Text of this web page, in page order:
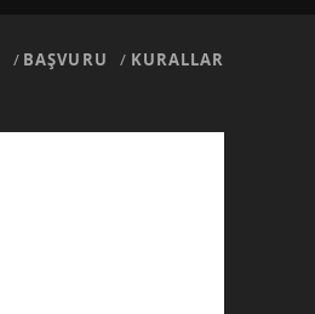
BAŞVURU KURALLAR